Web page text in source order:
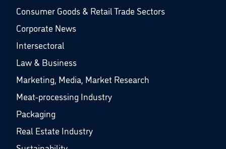
Consumer Goods & Retail Trade Sectors
Corporate News
Intersectoral
Law & Business
Marketing, Media, Market Research
Meat-processing Industry
Packaging
Real Estate Industry